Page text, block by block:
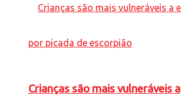
Crianças são mais vulneráveis a